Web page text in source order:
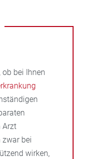
bei Ihnen
Arzt
bei
wirken,